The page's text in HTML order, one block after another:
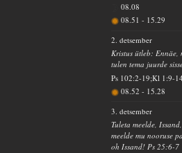
08.08
08.51- 15.29
2. detsember
Kristus ütleb: Ennäe,
tulen tema juurde
Ps 102:2-19;Kl 1:9-
08.52- 15.28
3. detsember
Tuleta meelde,
meelde mu nooruse
oh Issand! Ps 25:6-7